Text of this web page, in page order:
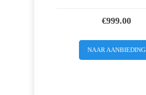
€999.00
NAAR AANBIEDING